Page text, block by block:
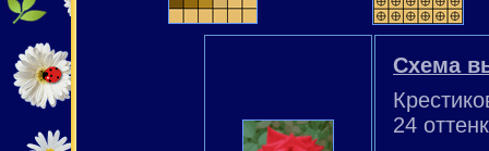
Схема
24